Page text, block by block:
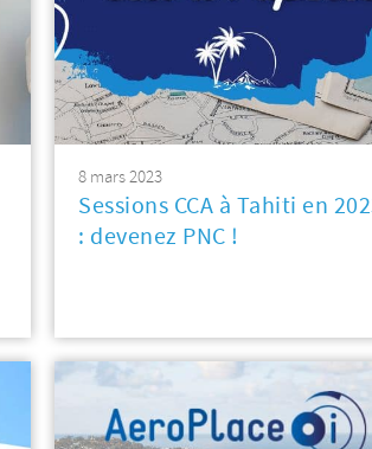
8 mars 2023
Sessions CCA à Tahiti en
: devenez PNC !